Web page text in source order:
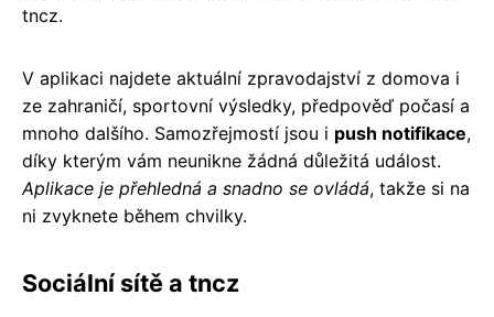
tncz.
V aplikaci najdete aktuální zpravodajství z domova i
ze zahraničí, sportovní výsledky, předpověď počasí a
mnoho dalšího. Samozřejmostí jsou i push notifikace,
díky kterým vám neunikne žádná důležitá událost.
Aplikace je přehledná a snadno se ovládá, takže si na
ni zvyknete během chvilky.
Sociální sítě a tncz